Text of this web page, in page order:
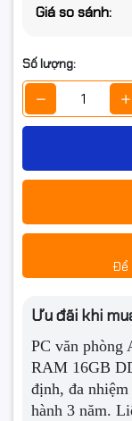
Giá so sánh:
Số lượng:
Để
Ưu đãi khi
PC văn phòng
RAM 16GB
định, đa
hành 3 năm.
Kết nối
Kết nối không
dây
(Lan/Wireless)
tiếp trước
Cổng giao
tiếp sau
x
2
rộng
x1
Phần mềm
Hệ điều hành